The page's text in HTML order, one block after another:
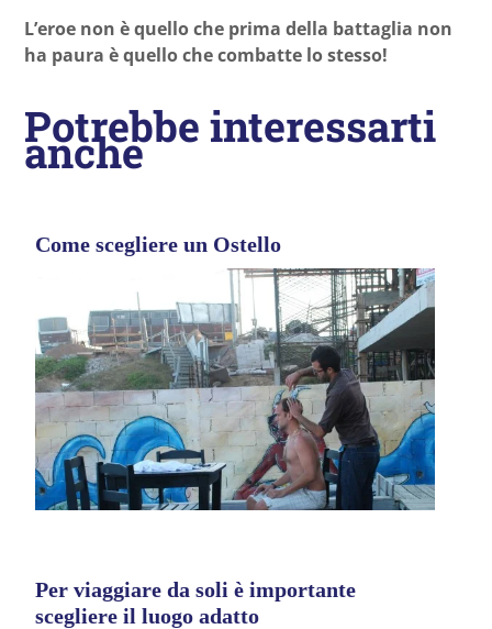
L’eroe non è quello che prima della battaglia non
ha paura è quello che combatte lo stesso!
Potrebbe interessarti
anche
Come scegliere un Ostello
Per viaggiare da soli è importante
scegliere il luogo adatto